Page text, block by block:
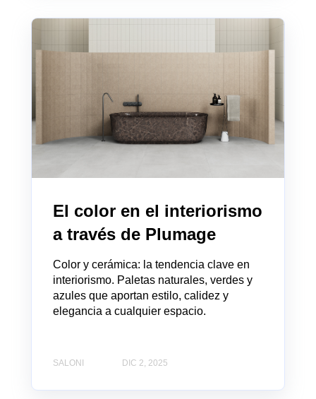
El color en el interiorismo
a través de Plumage
Color y cerámica: la tendencia clave en
interiorismo. Paletas naturales, verdes y
azules que aportan estilo, calidez y
elegancia a cualquier espacio.
SALONI DIC 2, 2025